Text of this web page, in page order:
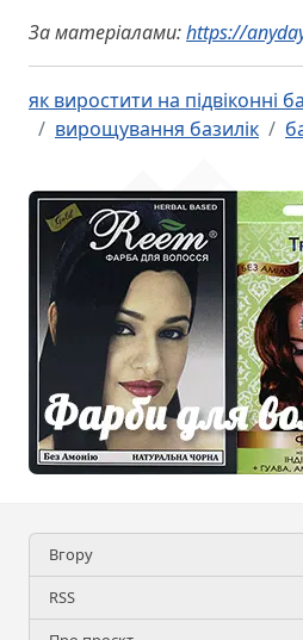
За матеріалами:https://
як виростити на підвіконні
вирощування базилік
Вгору
RSS